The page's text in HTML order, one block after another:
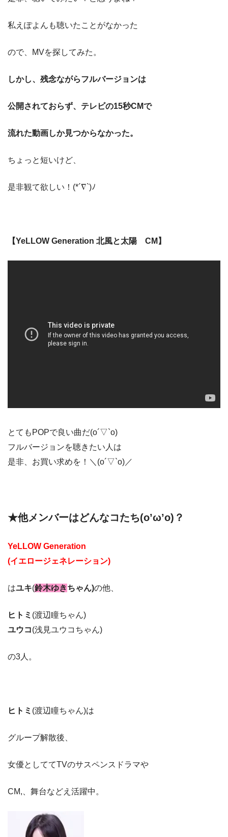
私えぽよんも聴いたことがなかった
ので、MVを探してみた。
しかし、残念ながらフルバージョンは
公開されておらず、テレビの15秒CMで
流れた動画しか見つからなかった。
ちょっと短いけど、
是非観て欲しい！(*´∇`)ﾉ
【YeLLOW Generation 北風と太陽 CM】
とてもPOPで良い曲だ(o´▽`o)
フルバージョンを聴きたい人は
是非、お買い求めを！＼(o´▽`o)／
★他メンバーはどんなコたち(o’ω’o)？
YeLLOW Generation
(イエロージェネレーション)
はユキ(鈴木ゆきちゃん)の他、
ヒトミ (渡辺瞳ちゃん)
ユウコ(浅見ユウコちゃん)
の3人。
ヒトミ (渡辺瞳ちゃん)は
グループ解散後、
女優としててTVのサスペンスドラマや
CM,、舞台などえ活躍中。